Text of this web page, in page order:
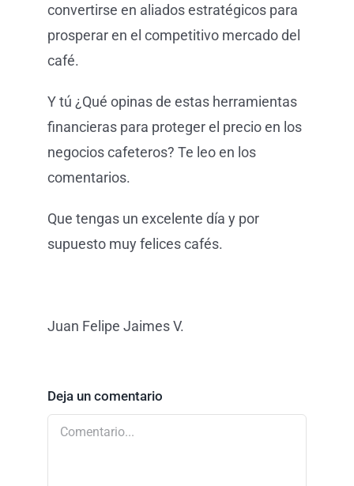
convertirse en aliados estratégicos para
prosperar en el competitivo mercado del
café.
Y tú ¿Qué opinas de estas herramientas
financieras para proteger el precio en los
negocios cafeteros? Te leo en los
comentarios.
Que tengas un excelente día y por
supuesto muy felices cafés.
Juan Felipe Jaimes V.
Deja un comentario
Comentario